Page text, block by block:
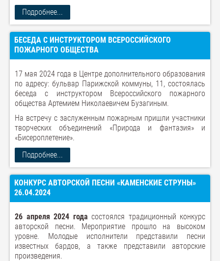
Подробнее...
БЕСЕДА С ИНСТРУКТОРОМ ВСЕРОССИЙСКОГО
ПОЖАРНОГО ОБЩЕСТВА
17 мая 2024 года в Центре дополнительного образования
по адресу: бульвар Парижской коммуны, 11, состоялась
беседа с инструктором Всероссийского пожарного
общества Артемием Николаевичем Бузагиным.
На встречу с заслуженным пожарным пришли участники
творческих объединений «Природа и фантазия» и
«Бисероплетение».
Подробнее...
КОНКУРС АВТОРСКОЙ ПЕСНИ «КАМЕНСКИЕ СТРУНЫ»
26.04.2024
26 апреля 2024 года состоялся традиционный конкурс
авторской песни. Мероприятие прошло на высоком
уровне. Молодые исполнители представили песни
известных бардов, а также представили авторские
произведения.